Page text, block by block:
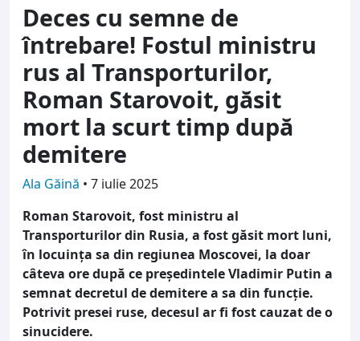
Deces cu semne de
întrebare! Fostul ministru
rus al Transporturilor,
Roman Starovoit, găsit
mort la scurt timp după
demitere
Ala Găină • 7 iulie 2025
Roman Starovoit, fost ministru al
Transporturilor din Rusia, a fost găsit mort luni,
în locuința sa din regiunea Moscovei, la doar
câteva ore după ce președintele Vladimir Putin a
semnat decretul de demitere a sa din funcție.
Potrivit presei ruse, decesul ar fi fost cauzat de o
sinucidere.